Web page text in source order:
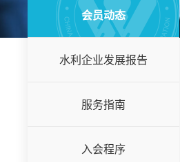
会员动态
水利企业发展报告
服务指南
入会程序